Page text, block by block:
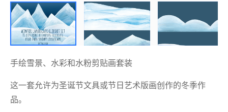
手绘雪景、水彩和水粉剪贴画套装
这一套允许为圣诞节文具或节日艺术版画创作的冬季作
品。